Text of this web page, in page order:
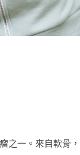
之一。來自軟骨